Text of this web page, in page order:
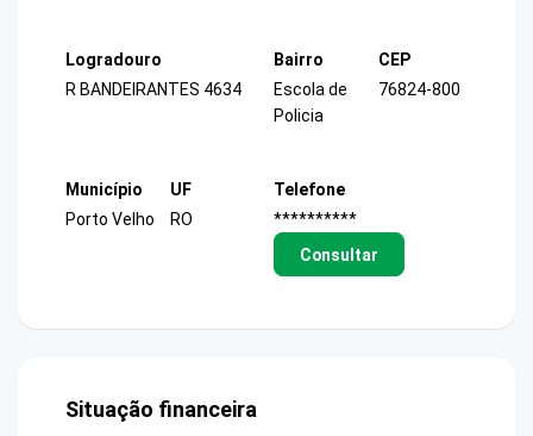
Logradouro
R BANDEIRANTES 4634
Bairro
Escola de
Policia
CEP
76824-800
Município
Porto Velho
UF
RO
Telefone
**********
Consultar
Situação financeira